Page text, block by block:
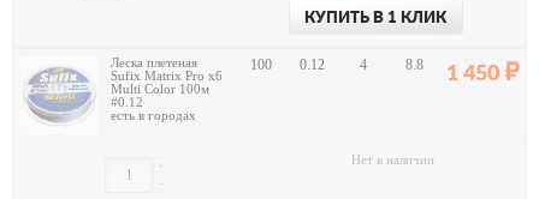
КУПИТЬ В 1 КЛИК
Леска плетеная
Sufix Matrix Pro x6
Multi Color 100м
#0.12
есть в городах
100 0.12 4 8.8 1 450
-
+ Нет в наличии